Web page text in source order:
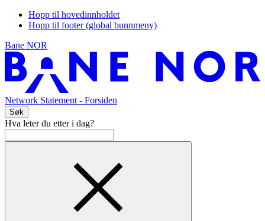
Hopp til hovedinnholdet
Hopp til footer (global bunnmeny)
Bane NOR
Network Statement - Forsiden
Søk
Hva leter du etter i dag?